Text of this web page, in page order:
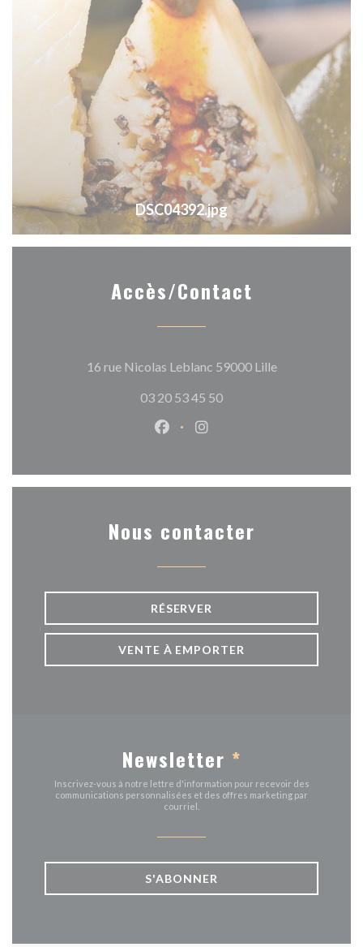
DSC04392.jpg
Accès/Contact
16 rue Nicolas Leblanc 59000 Lille((ouvre une
03 20 53 45 50
Facebook ((ouvre une
Instagram ((ouvre une
Nous contacter
RÉSERVER
VENTE À EMPORTER
Newsletter *
Inscrivez-vous à notre lettre d'information pour recevoir des
communications personnalisées et des offres marketing par
courriel.
S'ABONNER